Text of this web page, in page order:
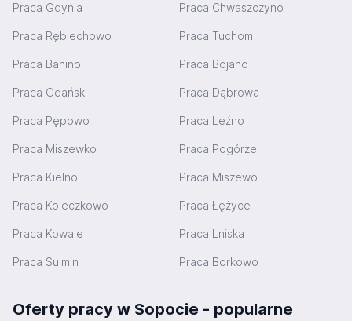
Praca Gdynia Praca Chwaszczyno
Praca Rębiechowo Praca Tuchom
Praca Banino Praca Bojano
Praca Gdańsk Praca Dąbrowa
Praca Pępowo Praca Leźno
Praca Miszewko Praca Pogórze
Praca Kielno Praca Miszewo
Praca Koleczkowo Praca Łężyce
Praca Kowale Praca Lniska
Praca Sulmin Praca Borkowo
Oferty pracy w Sopocie - popularne